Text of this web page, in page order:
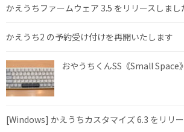
かえうちファームウェア 3.5 をリリースしまし
かえうち2 の予約受け付けを再開いたします
おやうちくんSS《Small Space
[Windows] かえうちカスタマイズ 6.3 をリリ